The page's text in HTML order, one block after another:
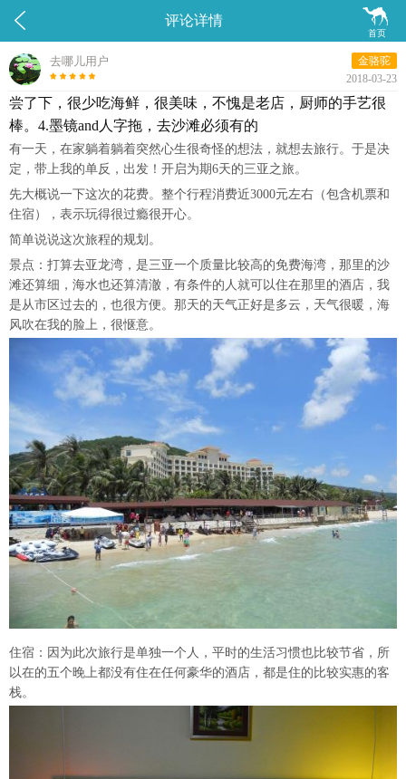
 
首页
评论详情
去哪儿用户
金骆驼
2018-03-23
尝了下，很少吃海鲜，很美味，不愧是老店，厨师的手艺很
棒。4.墨镜and人字拖，去沙滩必须有的
有一天，在家躺着躺着突然心生很奇怪的想法，就想去旅行。于是决
定，带上我的单反，出发！开启为期6天的三亚之旅。
先大概说一下这次的花费。整个行程消费近3000元左右（包含机票和
住宿），表示玩得很过瘾很开心。
简单说说这次旅程的规划。
景点：打算去亚龙湾，是三亚一个质量比较高的免费海湾，那里的沙
滩还算细，海水也还算清澈，有条件的人就可以住在那里的酒店，我
是从市区过去的，也很方便。那天的天气正好是多云，天气很暖，海
风吹在我的脸上，很惬意。
住宿：因为此次旅行是单独一个人，平时的生活习惯也比较节省，所
以在的五个晚上都没有住在任何豪华的酒店，都是住的比较实惠的客
栈。